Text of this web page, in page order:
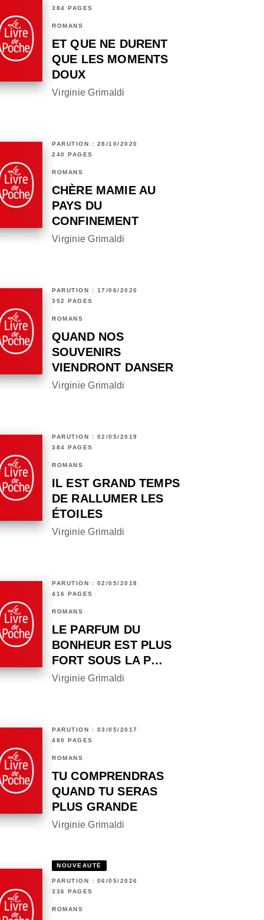
384 PAGES
ROMANS
ET QUE NE DURENT
QUE LES MOMENTS
DOUX
Virginie Grimaldi
PARUTION : 28/10/2020
240 PAGES
ROMANS
CHÈRE MAMIE AU
PAYS DU
CONFINEMENT
Virginie Grimaldi
PARUTION : 17/06/2020
352 PAGES
ROMANS
QUAND NOS
SOUVENIRS
VIENDRONT DANSER
Virginie Grimaldi
PARUTION : 02/05/2019
384 PAGES
ROMANS
IL EST GRAND TEMPS
DE RALLUMER LES
ÉTOILES
Virginie Grimaldi
PARUTION : 02/05/2018
416 PAGES
ROMANS
LE PARFUM DU
BONHEUR EST PLUS
FORT SOUS LA P…
Virginie Grimaldi
PARUTION : 03/05/2017
480 PAGES
ROMANS
TU COMPRENDRAS
QUAND TU SERAS
PLUS GRANDE
Virginie Grimaldi
NOUVEAUTÉ
PARUTION : 06/05/2026
336 PAGES
ROMANS